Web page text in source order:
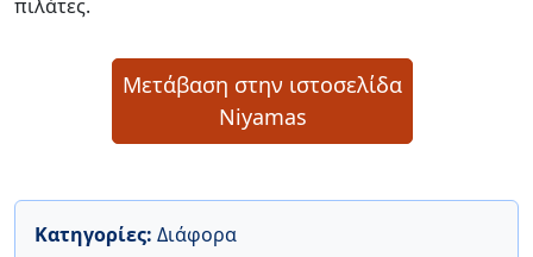
πιλάτες.
Μετάβαση στην ιστοσελίδα
Niyamas
Κατηγορίες: Διάφορα